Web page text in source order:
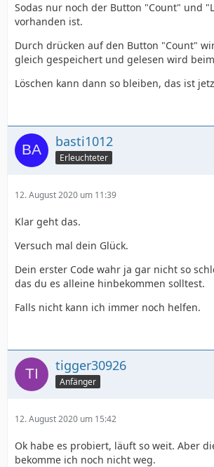
Sodas nur noch der Button "Count" und
vorhanden ist.
Durch drücken auf den Button "Count"
gleich gespeichert und gelesen wird
Löschen kann dann so bleiben, das ist
basti1012
Erleuchteter
12. August 2020 um 11:39
Klar geht das.
Versuch mal dein Glück.
Dein erster Code wahr ja gar nicht so
das du es alleine hinbekommen solltest.
Falls nicht kann ich immer noch helfen.
tigger30926
Anfänger
12. August 2020 um 15:42
Ok habe es probiert, läuft so weit. Aber
bekomme ich noch nicht weg.